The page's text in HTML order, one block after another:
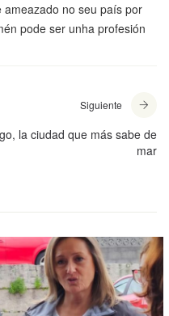
no seu país por
pode ser unha profesión
Siguiente
la ciudad que más sabe de
mar